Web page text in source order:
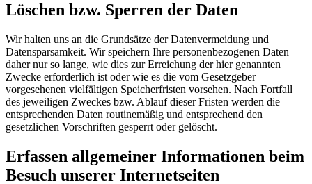
Löschen bzw. Sperren der Daten
Wir halten uns an die Grundsätze der Datenvermeidung und
Datensparsamkeit. Wir speichern Ihre personenbezogenen Daten
daher nur so lange, wie dies zur Erreichung der hier genannten
Zwecke erforderlich ist oder wie es die vom Gesetzgeber
vorgesehenen vielfältigen Speicherfristen vorsehen. Nach Fortfall
des jeweiligen Zweckes bzw. Ablauf dieser Fristen werden die
entsprechenden Daten routinemäßig und entsprechend den
gesetzlichen Vorschriften gesperrt oder gelöscht.
Erfassen allgemeiner Informationen beim
Besuch unserer Internetseiten